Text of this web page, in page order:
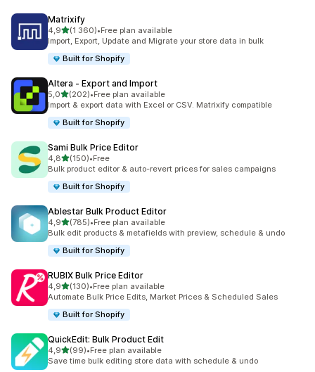
Matrixify
4,9av 5 stjerner
(1 360)
Totalt 1360 omtaler
•Free plan available
Import, Export, Update and Migrate your store data in bulk
Built for Shopify
Altera ‑ Export and Import
5,0av 5 stjerner
(202)
Totalt 202 omtaler
•Free plan available
Import & export data with Excel or CSV. Matrixify compatible
Built for Shopify
Sami Bulk Price Editor
4,8av 5 stjerner
(150)
Totalt 150 omtaler
•Free
Bulk product editor & auto-revert prices for sales campaigns
Built for Shopify
Ablestar Bulk Product Editor
4,9av 5 stjerner
(785)
Totalt 785 omtaler
•Free plan available
Bulk edit products & metafields with preview, schedule & undo
Built for Shopify
RUBIX Bulk Price Editor
4,9av 5 stjerner
(130)
Totalt 130 omtaler
•Free plan available
Automate Bulk Price Edits, Market Prices & Scheduled Sales
Built for Shopify
QuickEdit: Bulk Product Edit
4,9av 5 stjerner
(99)
Totalt 99 omtaler
•Free plan available
Save time bulk editing store data with schedule & undo